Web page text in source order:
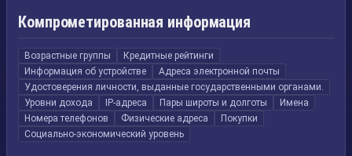
Компрометированная информация
Возрастные группы
Кредитные рейтинги
Информация об устройстве
Адреса электронной почты
Удостоверения личности, выданные государственными органами.
Уровни дохода
IP-адреса Пары широты и долготы
Имена
Номера телефонов
Физические адреса
Покупки
Социально-экономический уровень